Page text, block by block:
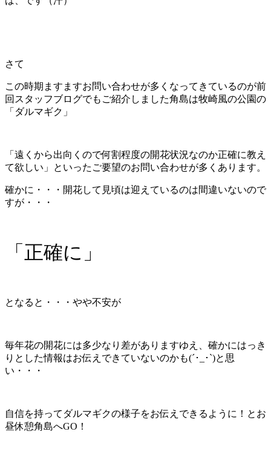
さて
この時期ますますお問い合わせが多くなってきているのが前
回スタッフブログでもご紹介しました角島は牧崎風の公園の
「ダルマギク」
「遠くから出向くので何割程度の開花状況なのか正確に教え
て欲しい」といったご要望のお問い合わせが多くあります。
確かに・・・開花して見頃は迎えているのは間違いないので
すが・・・
「正確に」
となると・・・やや不安が
毎年花の開花には多少なり差がありますゆえ、確かにはっき
りとした情報はお伝えできていないのかも(´･_･`)と思
い・・・
自信を持ってダルマギクの様子をお伝えできるように！とお
昼休憩角島へGO！